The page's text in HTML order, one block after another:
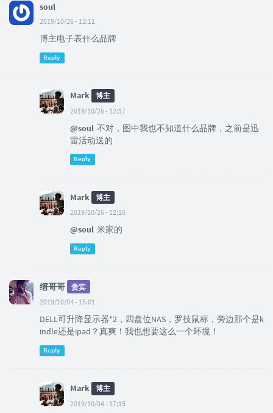
soul
2019/10/26 - 12:11
博主电子表什么品牌
Reply
Mark
博主
2019/10/26 - 12:17
@soul 不对，图中我也不知道什么品牌，之前是迅
雷活动送的
Reply
Mark
博主
2019/10/26 - 12:16
@soul 米家的
Reply
缙哥哥
贵宾
2019/10/04 - 15:01
DELL可升降显示器*2，四盘位NAS，罗技鼠标，旁边那个是k
indle还是ipad？真爽！我也想要这么一个环境！
Reply
Mark
博主
2019/10/04 - 17:15